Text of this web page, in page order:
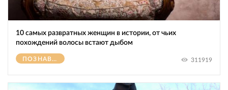
10 самых развратных женщин в истории, от чьих
похождений волосы встают дыбом
ПОЗНАВАТЕЛЬНОЕ 311919